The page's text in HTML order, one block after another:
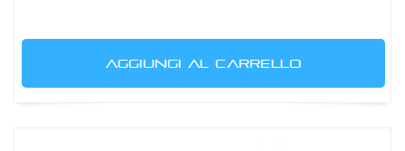
AGGIUNGI AL CARRELLO